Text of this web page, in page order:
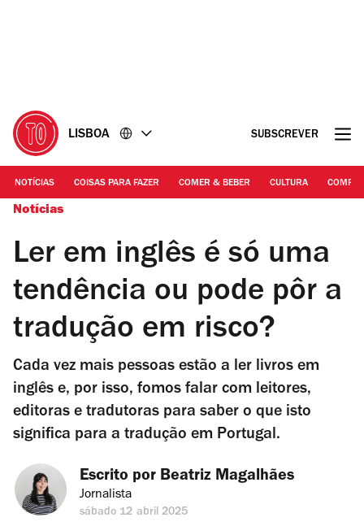
LISBOA SUBSCREVER
NOTÍCIAS COISAS PARA FAZER COMER & BEBER CULTURA
Notícias
Ler em inglês é só uma
tendência ou pode pôr a
tradução em risco?
Cada vez mais pessoas estão a ler livros em
inglês e, por isso, fomos falar com leitores,
editoras e tradutoras para saber o que isto
significa para a tradução em Portugal.
Escrito por Beatriz Magalhães
Jornalista
sábado 12 abril 2025